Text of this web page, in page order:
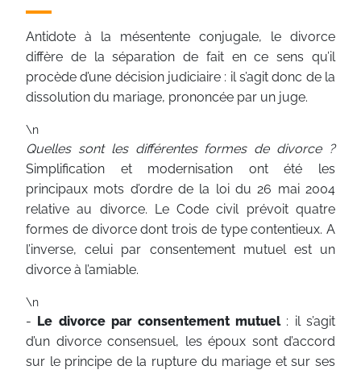
Antidote à la mésentente conjugale, le divorce
diffère de la séparation de fait en ce sens qu’il
procède d’une décision judiciaire : il s’agit donc de la
dissolution du mariage, prononcée par un juge.
\n
Quelles sont les différentes formes de divorce ?
Simplification et modernisation ont été les
principaux mots d’ordre de la loi du 26 mai 2004
relative au divorce. Le Code civil prévoit quatre
formes de divorce dont trois de type contentieux. A
l’inverse, celui par consentement mutuel est un
divorce à l’amiable.
\n
- Le divorce par consentement mutuel: il s’agit
d’un divorce consensuel, les époux sont d’accord
sur le principe de la rupture du mariage et sur ses